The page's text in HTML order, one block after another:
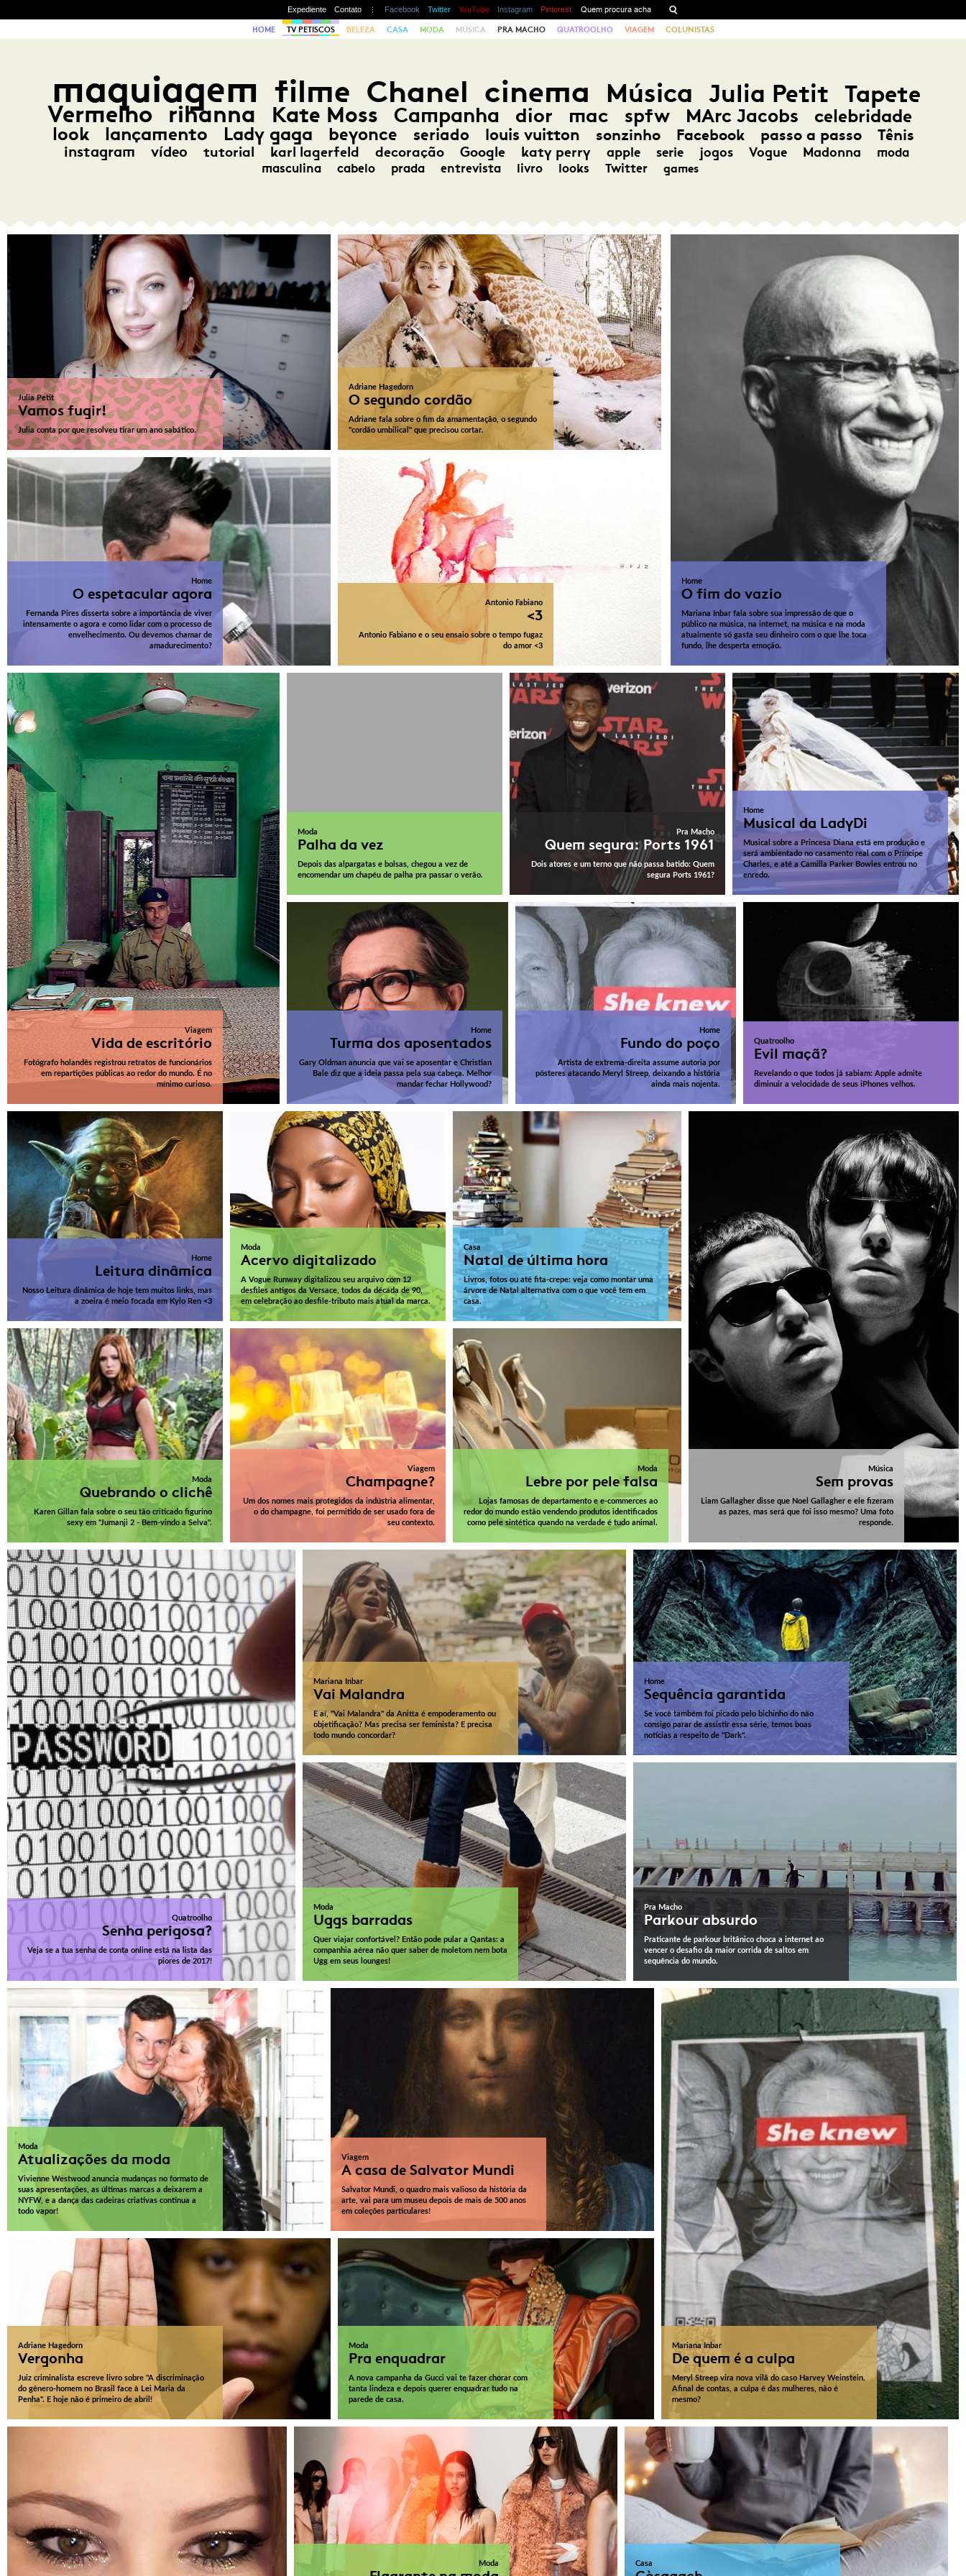
Expediente Contato Facebook Twitter YouTube Instagram Pinterest
HOME TV PETISCOS BELEZA CASA MODA MÚSICA PRA MACHO QUATROOLHO VIAGEM COLUNISTAS
maquiagem filme Chanel cinema Música Julia Petit Tapete
Vermelho rihanna Kate Moss Campanha dior mac spfw MArc Jacobs
celebridade
look
lançamento Lady gaga beyonce seriado louis vuitton sonzinho Facebook passo a passo Tênis
instagram vídeo tutorial karl lagerfeld decoração Google katy perry apple serie jogos Vogue Madonna
moda
masculina
cabelo prada entrevista livro looks Twitter games
Julia Petit
Vamos fugir!
Julia conta por que resolveu tirar um ano sabático.
Adriane Hagedorn
O segundo cordão
Adriane fala sobre o fim da amamentação, o segundo
"cordão umbilical" que precisou cortar.
Home
O espetacular agora
Fernanda Pires disserta sobre a importância de viver
intensamente o agora e como lidar com o processo de
envelhecimento. Ou devemos chamar de
amadurecimento?
Antonio Fabiano
<3
Antonio Fabiano e o seu ensaio sobre o tempo fugaz
do amor <3
Home
O fim do vazio
Mariana Inbar fala sobre sua impressão de que o
público na música, na internet, na música e na moda
atualmente só gasta seu dinheiro com o que lhe toca
fundo, lhe desperta emoção.
Moda
Palha da vez
Depois das alpargatas e bolsas, chegou a vez de
encomendar um chapéu de palha pra passar o verão.
Pra Macho
Quem segura: Ports 1961
Dois atores e um terno que não passa batido: Quem
segura Ports 1961?
Home
Musical da LadyDi
Musical sobre a Princesa Diana está em produção e
será ambientado no casamento real com o Príncipe
Charles, e até a Camilla Parker Bowles entrou no
enredo.
Home
Turma dos aposentados
Gary Oldman anuncia que vai se aposentar e Christian
Bale diz que a ideia passa pela sua cabeça. Melhor
mandar fechar Hollywood?
Home
Fundo do poço
Artista de extrema-direita assume autoria por
pôsteres atacando Meryl Streep, deixando a história
ainda mais nojenta.
Quatroolho
Evil maçã?
Revelando o que todos já sabiam: Apple admite
diminuir a velocidade de seus iPhones velhos.
Viagem
Vida de escritório
Fotógrafo holandês registrou retratos de funcionários
em repartições públicas ao redor do mundo. É no
mínimo curioso.
Home
Leitura dinâmica
Nosso Leitura dinâmica de hoje tem muitos links, mas
a zoeira é meio focada em Kylo Ren <3
Moda
Acervo digitalizado
A Vogue Runway digitalizou seu arquivo com 12
desfiles antigos da Versace, todos da década de 90,
em celebração ao desfile-tributo mais atual da marca.
Casa
Natal de última hora
Livros, fotos ou até fita-crepe: veja como montar uma
árvore de Natal alternativa com o que você tem em
casa.
Moda
Quebrando o clichê
Karen Gillan fala sobre o seu tão criticado figurino
sexy em "Jumanji 2 - Bem-vindo a Selva".
Viagem
Champagne?
Um dos nomes mais protegidos da indústria alimentar,
o do champagne, foi permitido de ser usado fora de
seu contexto.
Moda
Lebre por pele falsa
Lojas famosas de departamento e e-commerces ao
redor do mundo estão vendendo produtos identificados
como pele sintética quando na verdade é tudo animal.
Música
Sem provas
Liam Gallagher disse que Noel Gallagher e ele fizeram
as pazes, mas será que foi isso mesmo? Uma foto
responde.
Mariana Inbar
Vai Malandra
E aí, "Vai Malandra" da Anitta é empoderamento ou
objetificação? Mas precisa ser feminista? E precisa
todo mundo concordar?
Home
Sequência garantida
Se você também foi picado pelo bichinho do não
consigo parar de assistir essa série, temos boas
notícias a respeito de "Dark".
Moda
Uggs barradas
Quer viajar confortável? Então pode pular a Qantas: a
companhia aérea não quer saber de moletom nem bota
Ugg em seus lounges!
Pra Macho
Parkour absurdo
Praticante de parkour britânico choca a internet ao
vencer o desafio da maior corrida de saltos em
sequência do mundo.
Quatroolho
Senha perigosa?
Veja se a tua senha de conta online está na lista das
piores de 2017!
Moda
Atualizações da moda
Vivienne Westwood anuncia mudanças no formato de
suas apresentações, as últimas marcas a deixarem a
NYFW, e a dança das cadeiras criativas continua a
todo vapor!
Viagem
A casa de Salvator Mundi
Salvator Mundi, o quadro mais valioso da história da
arte, vai para um museu depois de mais de 500 anos
em coleções particulares!
Adriane Hagedorn
Vergonha
Juiz criminalista escreve livro sobre "A discriminação
do gênero-homem no Brasil face à Lei Maria da
Penha". E hoje não é primeiro de abril!
Moda
Pra enquadrar
A nova campanha da Gucci vai te fazer chorar com
tanta lindeza e depois querer enquadrar tudo na
parede de casa.
Mariana Inbar
De quem é a culpa
Meryl Streep vira nova vilã do caso Harvey Weinstein.
Afinal de contas, a culpa é das mulheres, não é
mesmo?
Moda Casa